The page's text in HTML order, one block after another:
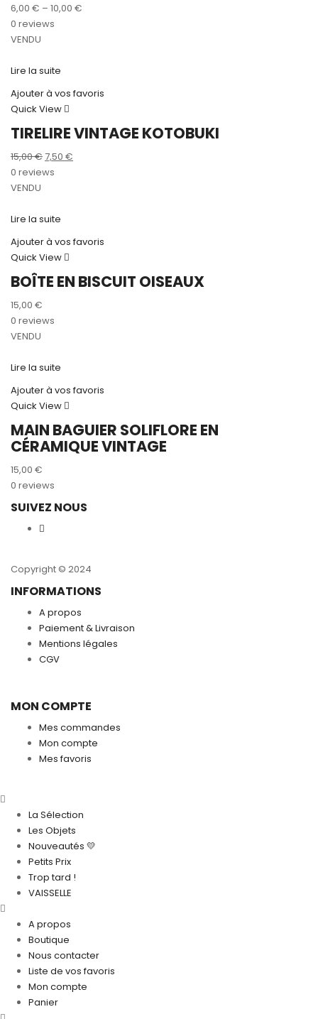
6,00 € – 10,00 €
0 reviews
VENDU
Lire la suite
Ajouter à vos favoris
Quick View
TIRELIRE VINTAGE KOTOBUKI
15,00€Le
prix
15,00 €.
7,50 €
0 reviews
VENDU
Lire la suite
Ajouter à vos favoris
Quick View
BOÎTE EN BISCUIT OISEAUX
15,00 €
0 reviews
VENDU
Lire la suite
Ajouter à vos favoris
Quick View
MAIN BAGUIER SOLIFLORE EN
CÉRAMIQUE VINTAGE
15,00 €
0 reviews
SUIVEZ NOUS
Copyright © 2024
INFORMATIONS
A propos
Paiement & Livraison
Mentions légales
CGV
MON COMPTE
Mes commandes
Mon compte
Mes favoris
La Sélection
Les Objets
Nouveautés 💛
Petits Prix
Trop tard !
VAISSELLE
A propos
Boutique
Nous contacter
Liste de vos favoris
Mon compte
Panier